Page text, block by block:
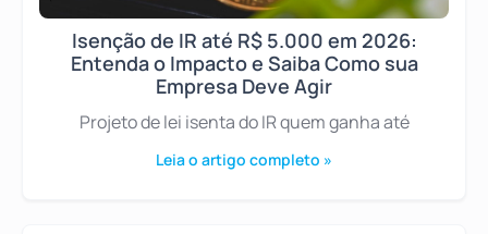
Isenção de IR até R$ 5.000 em 2026:
Entenda o Impacto e Saiba Como sua
Empresa Deve Agir
Projeto de lei isenta do IR quem ganha até
Leia o artigo completo »